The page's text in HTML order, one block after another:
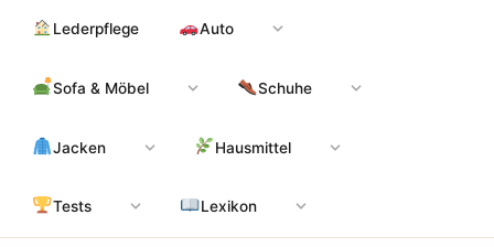
Inhalt
Lederpflege Auto
Sofa & Möbel Schuhe
Jacken Hausmittel
Tests Lexikon